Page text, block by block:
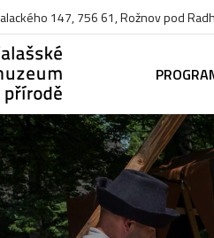
147, 756 61, Rožnov pod